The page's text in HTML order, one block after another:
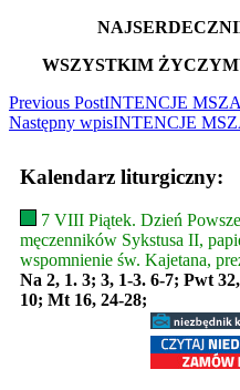
WSZYSTKIM
Read
more
articles
Previous PostINTENCJE
Następny wpisINTENCJE
Kalendarz liturgiczny:
7 VIII Piątek. Dzień
męczenników Sykstusa II,
wspomnienie św. Kajetana,
Na 2, 1. 3; 3, 1-3. 6-7; Pwt
10; Mt 16, 24-28;